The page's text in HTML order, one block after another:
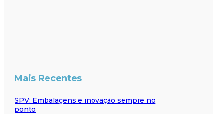
Mais Recentes
SPV: Embalagens e inovação sempre no
ponto